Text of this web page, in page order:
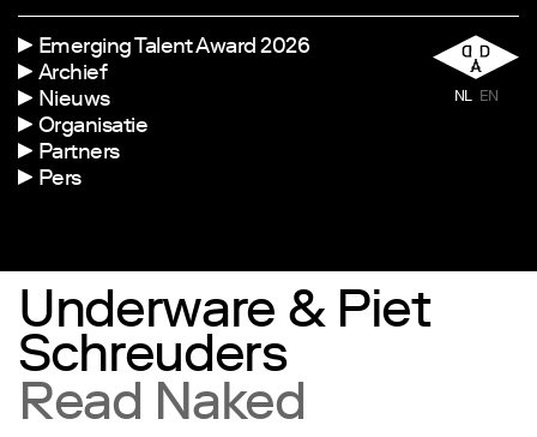
Emerging Talent Award 2026
Archief
Nieuws
Organisatie
Partners
Pers
NL EN
Underware & Piet
Schreuders
Read Naked